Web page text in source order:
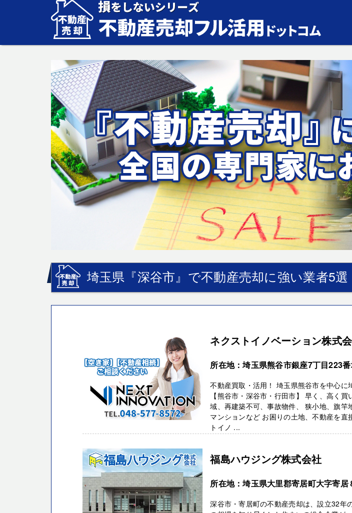
埼玉県『深谷市』で不動産売却に強い業者5選
ネクストイノベーション株式
所在地：埼玉県熊谷市銀座7丁目223
不動産買取・活用！ 埼玉県熊谷市を中心に
【熊谷市・深谷市・行田市】 早く、高く
域、再建築不可、事故物件、 狭小地、旗竿
マンションなど お困りの土地、不動産を直
トイノ ...
福島ハウジング株式会社
所在地：埼玉県大里郡寄居町大字寄居
深谷市・寄居町の不動産売却は、設立32年